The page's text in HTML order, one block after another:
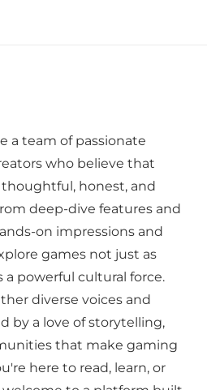
a team of passionate
who believe that
honest, and
deep-dive features and
on impressions and
games not just as
powerful cultural force.
diverse voices and
by a love of storytelling,
that make gaming
here to read, learn, or